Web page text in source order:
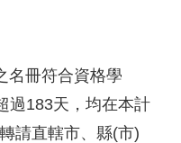
冊符合資格學
過183天，均在本計
請直轄市、縣(市)